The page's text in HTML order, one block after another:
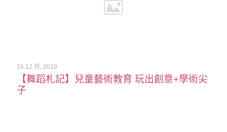
16 12 月, 2019
【舞蹈札記】兒童藝術教育 玩出創意+學術尖
子